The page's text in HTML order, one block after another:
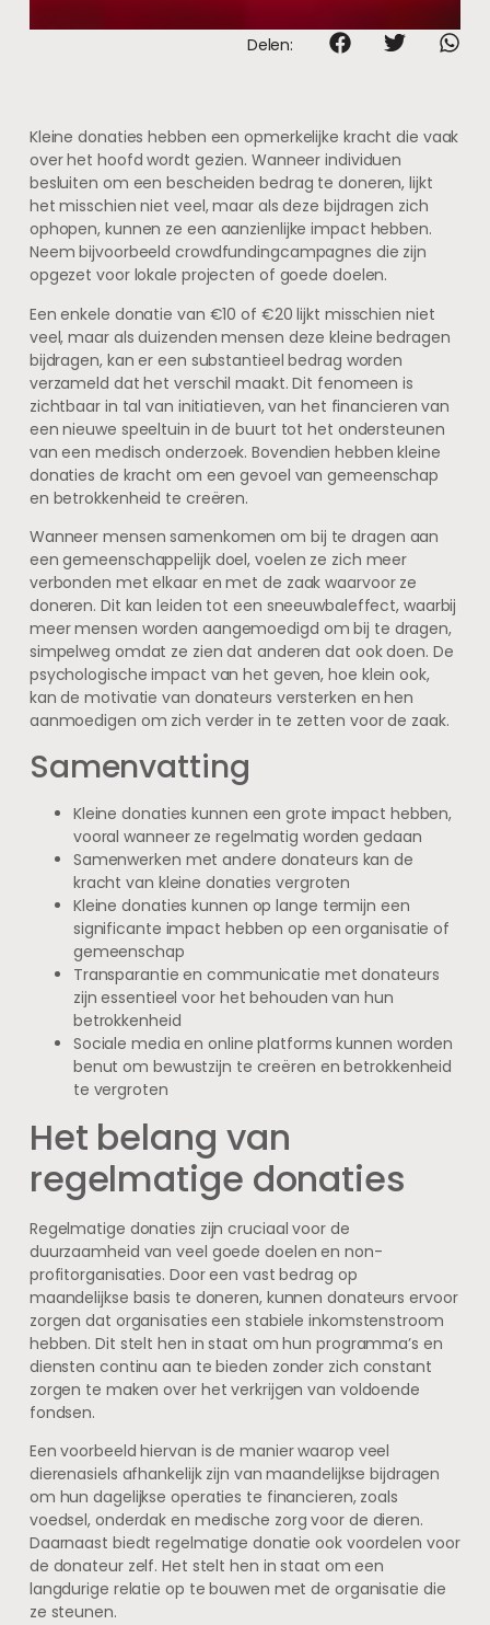
Delen:
Kleine donaties hebben een opmerkelijke kracht die vaak
over het hoofd wordt gezien. Wanneer individuen
besluiten om een bescheiden bedrag te doneren, lijkt
het misschien niet veel, maar als deze bijdragen zich
ophopen, kunnen ze een aanzienlijke impact hebben.
Neem bijvoorbeeld crowdfundingcampagnes die zijn
opgezet voor lokale projecten of goede doelen.
Een enkele donatie van €10 of €20 lijkt misschien niet
veel, maar als duizenden mensen deze kleine bedragen
bijdragen, kan er een substantieel bedrag worden
verzameld dat het verschil maakt. Dit fenomeen is
zichtbaar in tal van initiatieven, van het financieren van
een nieuwe speeltuin in de buurt tot het ondersteunen
van een medisch onderzoek. Bovendien hebben kleine
donaties de kracht om een gevoel van gemeenschap
en betrokkenheid te creëren.
Wanneer mensen samenkomen om bij te dragen aan
een gemeenschappelijk doel, voelen ze zich meer
verbonden met elkaar en met de zaak waarvoor ze
doneren. Dit kan leiden tot een sneeuwbaleffect, waarbij
meer mensen worden aangemoedigd om bij te dragen,
simpelweg omdat ze zien dat anderen dat ook doen. De
psychologische impact van het geven, hoe klein ook,
kan de motivatie van donateurs versterken en hen
aanmoedigen om zich verder in te zetten voor de zaak.
Samenvatting
Kleine donaties kunnen een grote impact hebben,
vooral wanneer ze regelmatig worden gedaan
Samenwerken met andere donateurs kan de
kracht van kleine donaties vergroten
Kleine donaties kunnen op lange termijn een
significante impact hebben op een organisatie of
gemeenschap
Transparantie en communicatie met donateurs
zijn essentieel voor het behouden van hun
betrokkenheid
Sociale media en online platforms kunnen worden
benut om bewustzijn te creëren en betrokkenheid
te vergroten
Het belang van
regelmatige donaties
Regelmatige donaties zijn cruciaal voor de
duurzaamheid van veel goede doelen en non-
profitorganisaties. Door een vast bedrag op
maandelijkse basis te doneren, kunnen donateurs ervoor
zorgen dat organisaties een stabiele inkomstenstroom
hebben. Dit stelt hen in staat om hun programma’s en
diensten continu aan te bieden zonder zich constant
zorgen te maken over het verkrijgen van voldoende
fondsen.
Een voorbeeld hiervan is de manier waarop veel
dierenasiels afhankelijk zijn van maandelijkse bijdragen
om hun dagelijkse operaties te financieren, zoals
voedsel, onderdak en medische zorg voor de dieren.
Daarnaast biedt regelmatige donatie ook voordelen voor
de donateur zelf. Het stelt hen in staat om een
langdurige relatie op te bouwen met de organisatie die
ze steunen.